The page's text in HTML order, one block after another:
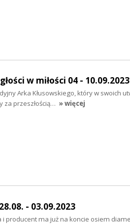
w miłości 04 - 10.09.2023
Arka Kłusowskiego, który w swoich
za przeszłością… » więcej
- 03.09.2023
producent ma już na koncie osiem